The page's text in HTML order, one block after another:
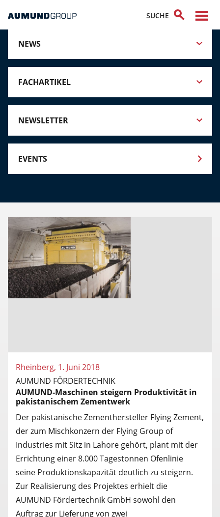
NEWS
FACHARTIKEL
NEWSLETTER
EVENTS
Rheinberg, 1. Juni 2018
AUMUND FÖRDERTECHNIK
AUMUND-Maschinen steigern Produktivität in
pakistanischem Zementwerk
Der pakistanische Zementhersteller Flying Zement,
der zum Mischkonzern der Flying Group of
Industries mit Sitz in Lahore gehört, plant mit der
Errichtung einer 8.000 Tagestonnen Ofenlinie
seine Produktionskapazität deutlich zu steigern.
Zur Realisierung des Projektes erhielt die
AUMUND Fördertechnik GmbH sowohl den
Auftrag zur Lieferung von zwei